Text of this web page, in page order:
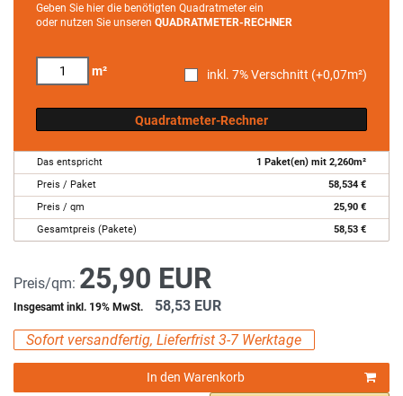
Geben Sie hier die benötigten Quadratmeter ein
oder nutzen Sie unseren QUADRATMETER-RECHNER
m² inkl. 7% Verschnitt (+0,07m²)
Quadratmeter-Rechner
Das entspricht 1 Paket(en) mit 2,260m²
Preis / Paket
58,534 €
Preis / qm
25,90 €
Gesamtpreis (Pakete)
58,53 €
Preis/qm: 25,90 EUR
Insgesamt inkl. 19% MwSt. 58,53 EUR
Sofort versandfertig, Lieferfrist 3-7 Werktage
In den Warenkorb